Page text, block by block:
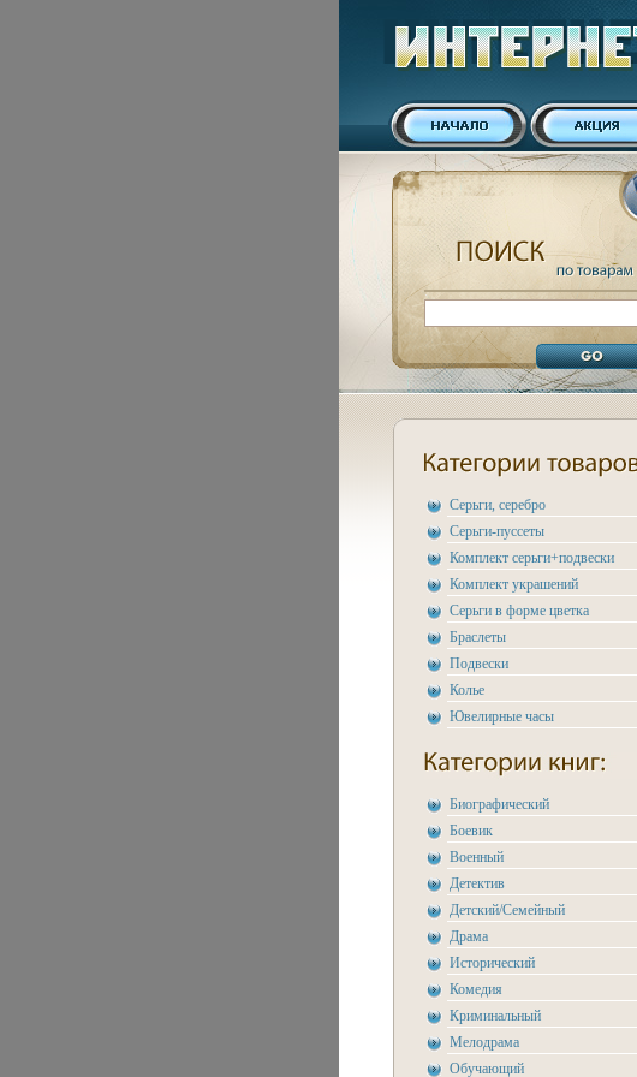
Серьги, серебро
Серьги-пуссеты
Комплект серьги+подвески
Комплект украшений
Серьги в форме цветка
Браслеты
Подвески
Колье
Ювелирные часы
Биографический
Боевик
Военный
Детектив
Детский/Семейный
Драма
Исторический
Комедия
Криминальный
Мелодрама
Обучающий